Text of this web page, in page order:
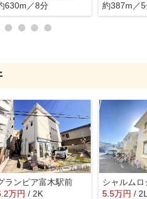
630m／8分
約387m／
ランピア富木駅前
万円 / 2K
シャルムロ
5.5万円 /